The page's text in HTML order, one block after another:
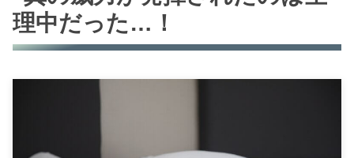
理中だった…！